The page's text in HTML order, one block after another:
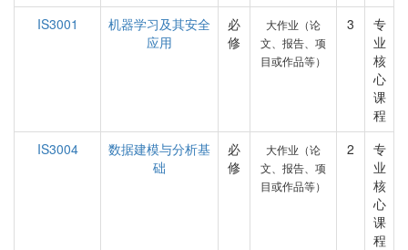
IS3001
机器学习及其安全
应用
必
修
大作业（论
文、报告、项
目或作品等）
3
专
业
核
心
课
程
IS3004
数据建模与分析基
础
必
修
大作业（论
文、报告、项
目或作品等）
2
专
业
核
心
课
程